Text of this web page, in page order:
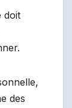
doit
des